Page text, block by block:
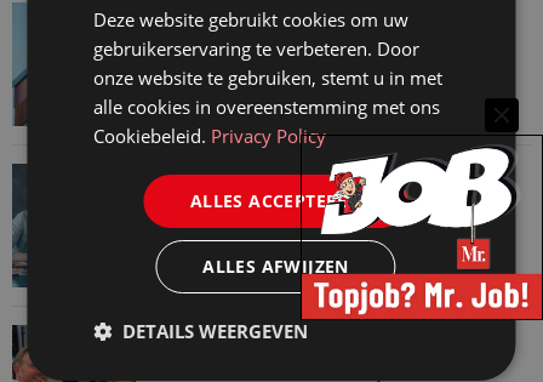
VAN ONZE KENNISPARTNERS
Van praktijk naar bewijs: hoe onderbouw je
keuzes tijdens een Wwft-audit?
7 augustus 2026
VAN ONZE KENNISPARTNERS
Werkdruk zegt meer dan urennormen
7 augustus 2026
VAN ONZE KENNISPARTNERS
Deze website gebruikt cookies om uw
gebruikerservaring te verbeteren. Door
onze website te gebruiken, stemt u in met
alle cookies in overeenstemming met ons
Cookiebeleid. Privacy Policy
ALLES ACCEPTEREN
ALLES AFWIJZEN
DETAILS WEERGEVEN